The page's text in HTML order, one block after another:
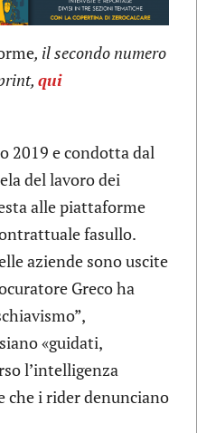
, il secondo numero
qui
2019 e condotta dal
del lavoro dei
alle piattaforme
fasullo.
aziende sono uscite
Greco ha
«guidati,
l’intelligenza
i rider denunciano